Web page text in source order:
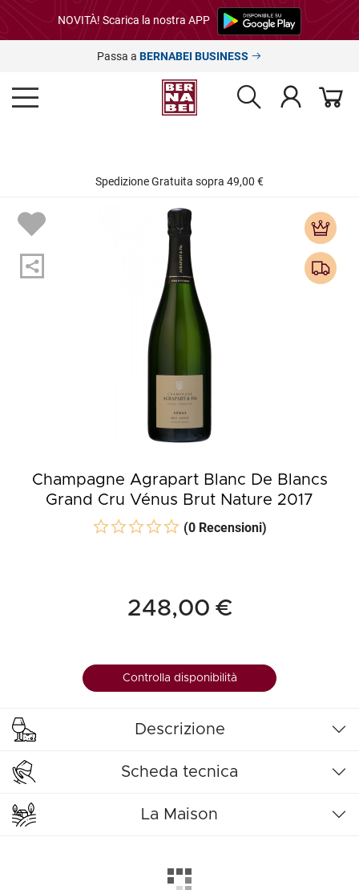
NOVITÀ! Scarica la nostra APP
Passa a BERNABEI BUSINESS
Spedizione Gratuita sopra 49,00 €
Champagne Agrapart Blanc De Blancs
Grand Cru Vénus Brut Nature 2017
(0 Recensioni)
248,00 €
Controlla disponibilità
Descrizione
Scheda tecnica
La Maison